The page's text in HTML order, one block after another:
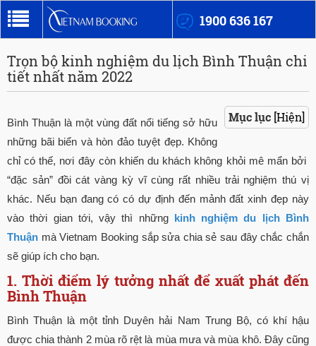
1900 636 167
Trọn bộ kinh nghiệm du lịch Bình Thuận chi
tiết nhất năm 2022
Mục lục [Hiện]
Bình Thuận là một vùng đất nổi tiếng sở hữu
những bãi biển và hòn đảo tuyệt đẹp. Không
chỉ có thế, nơi đây còn khiến du khách không khỏi mê mẩn bởi
“đặc sản” đồi cát vàng kỳ vĩ cùng rất nhiều trải nghiệm thú vị
khác. Nếu bạn đang có có dự định đến mảnh đất xinh đẹp này
vào thời gian tới, vậy thì những kinh nghiệm du lịch Bình
Thuận mà Vietnam Booking sắp sửa chia sẻ sau đây chắc chắn
sẽ giúp ích cho bạn.
1. Thời điểm lý tưởng nhất để xuất phát đến
Bình Thuận
Bình Thuận là một tỉnh Duyên hải Nam Trung Bộ, có khí hậu
được chia thành 2 mùa rõ rệt là mùa mưa và mùa khô. Đây cũng